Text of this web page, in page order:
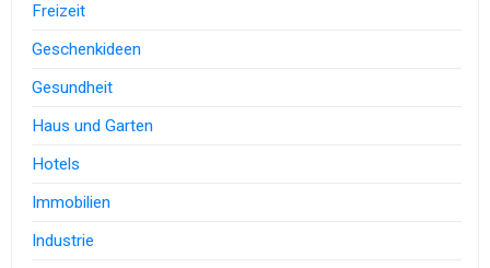
Freizeit
Geschenkideen
Gesundheit
Haus und Garten
Hotels
Immobilien
Industrie